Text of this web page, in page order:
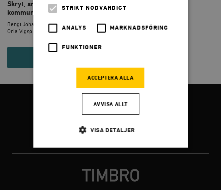
Skryt, smicker och bråk: visuell
kommunikation i ...
Bengt Johansson, Nicklas Håkansson,
Orla Vigsø
FÖLJ OSS
Facebook Twitter Instagram
STRIKT NÖDVÄNDIGT
ANALYS MARKNADSFÖRING
FUNKTIONER
ACCEPTERA ALLA
AVVISA ALLT
VISA DETALJER
Marknadsföring Funktioner